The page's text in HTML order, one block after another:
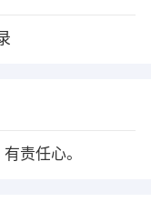
责任心。